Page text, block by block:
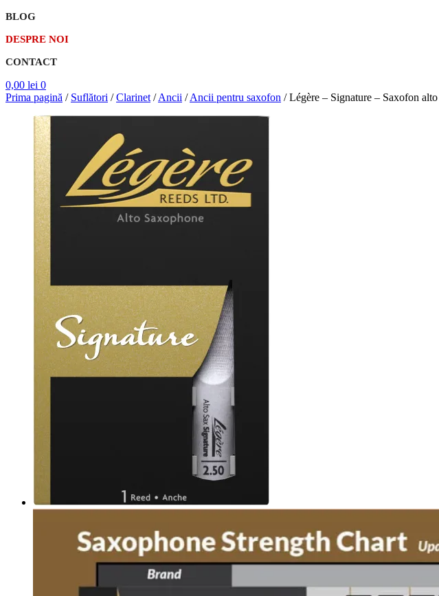
BLOG
DESPRE NOI
CONTACT
0,00 lei 0
Prima pagină / Suflători /Clarinet /Ancii /Ancii pentru saxofon /Légère – Signature – Saxofon